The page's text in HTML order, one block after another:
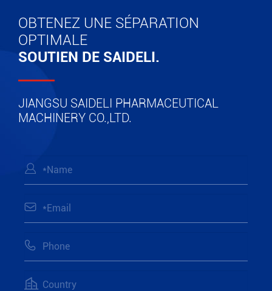
OBTENEZ UNE SÉPARATION
OPTIMALE
SOUTIEN DE SAIDELI.
JIANGSU SAIDELI PHARMACEUTICAL
MACHINERY CO.,LTD.



